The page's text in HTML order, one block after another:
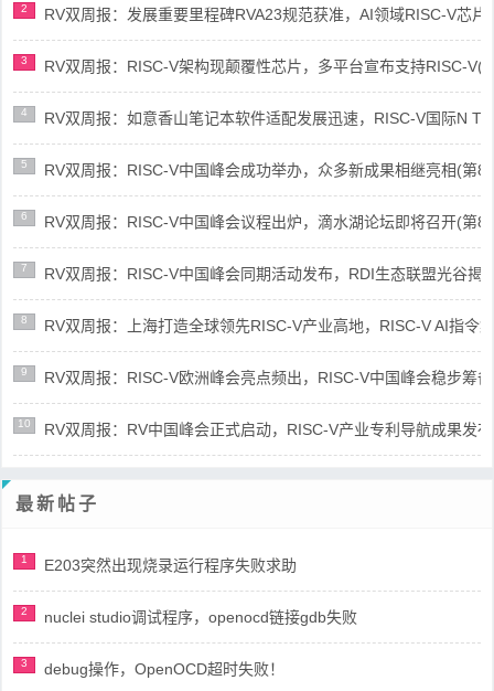
2 RV双周报：发展重要里程碑RVA23规范获准，AI领域RISC-V芯
3 RV双周报：RISC-V架构现颠覆性芯片，多平台宣布支持RISC-V(
4 RV双周报：如意香山笔记本软件适配发展迅速，RISC-V国际N
5 RV双周报：RISC-V中国峰会成功举办，众多新成果相继亮相(第
6 RV双周报：RISC-V中国峰会议程出炉，滴水湖论坛即将召开(第
7 RV双周报：RISC-V中国峰会同期活动发布，RDI生态联盟光谷揭
8 RV双周报：上海打造全球领先RISC-V产业高地，RISC-V AI指令
9 RV双周报：RISC-V欧洲峰会亮点频出，RISC-V中国峰会稳步筹
10 RV双周报：RV中国峰会正式启动，RISC-V产业专利导航成果发
最新帖子
1 E203突然出现烧录运行程序失败求助
2 nuclei studio调试程序，openocd链接gdb失败
3 debug操作，OpenOCD超时失败！